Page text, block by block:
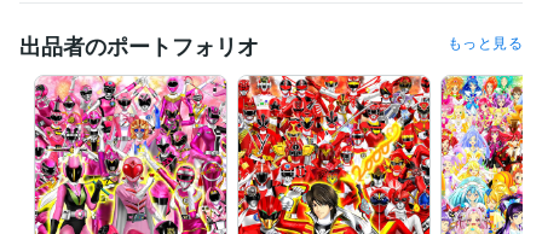
ご理解いただけますと幸いです。
受賞歴
ネットでイラスト＆コミック公開
プログラミング言語・フレームワーク
COBOL:1年
ビジネス・クリエイティブツール
出品者のポートフォリオ もっと見る